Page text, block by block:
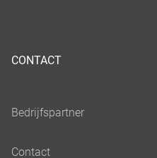
CONTACT